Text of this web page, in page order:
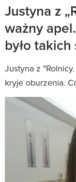
Justyna z
ważny
było
Justyna z
kryje oburzenia.